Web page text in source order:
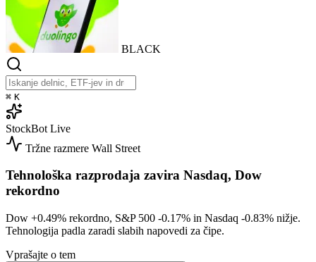
BLACK
⌘ K
StockBot Live
Tržne razmere Wall Street
Tehnološka razprodaja zavira Nasdaq, Dow
rekordno
Dow +0.49% rekordno, S&P 500 -0.17% in Nasdaq -0.83% nižje.
Tehnologija padla zaradi slabih napovedi za čipe.
Vprašajte o tem